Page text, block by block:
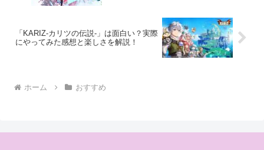
「KARIZ-カリツの伝説-」は面白い？実際
にやってみた感想と楽しさを解説！
ホーム おすすめ